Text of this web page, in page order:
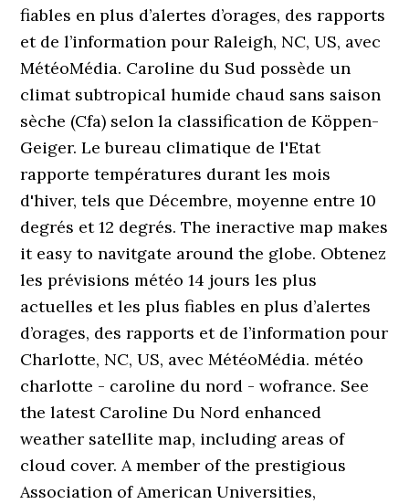
fiables en plus d’alertes d’orages, des rapports
et de l’information pour Raleigh, NC, US, avec
MétéoMédia. Caroline du Sud possède un
climat subtropical humide chaud sans saison
sèche (Cfa) selon la classification de Köppen-
Geiger. Le bureau climatique de l'Etat
rapporte températures durant les mois
d'hiver, tels que Décembre, moyenne entre 10
degrés et 12 degrés. The ineractive map makes
it easy to navitgate around the globe. Obtenez
les prévisions météo 14 jours les plus
actuelles et les plus fiables en plus d’alertes
d’orages, des rapports et de l’information pour
Charlotte, NC, US, avec MétéoMédia. météo
charlotte - caroline du nord - wofrance. See
the latest Caroline Du Nord enhanced
weather satellite map, including areas of
cloud cover. A member of the prestigious
Association of American Universities,